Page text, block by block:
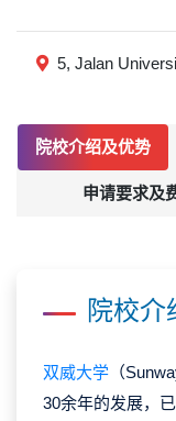
5, Jalan
院校介绍及优势
申请要求及
院校介
双威大学 （
30余年的发展，